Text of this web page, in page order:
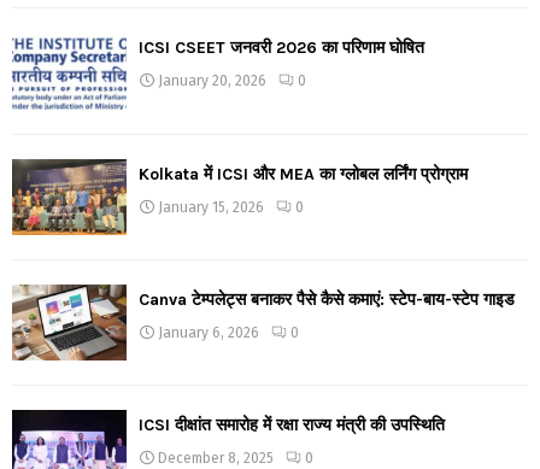
ICSI CSEET जनवरी 2026 का परिणाम घोषित
January 20, 2026 0
Kolkata में ICSI और MEA का ग्लोबल लर्निंग प्रोग्राम
January 15, 2026 0
Canva टेम्पलेट्स बनाकर पैसे कैसे कमाएं: स्टेप-बाय-स्टेप गाइड
January 6, 2026 0
ICSI दीक्षांत समारोह में रक्षा राज्य मंत्री की उपस्थिति
December 8, 2025 0